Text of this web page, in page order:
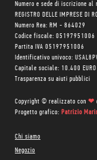
Numero e sede di iscrizione
REGISTRO DELLE IMPRESE DI
Numero Rea: RM - 864029
Codice fiscale: 05197951006
Partita IVA 05197951006
Identificativo univoco:
Capitale sociale: 10.400 EURO
Trasparenza su aiuti pubblici
Copyright © realizzato con ❤
Progetto grafico: Patrizio
Chi siamo
Negozio